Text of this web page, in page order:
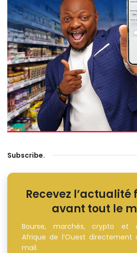
Subscribe.
Recevez
avant tout le
Bourse, marchés, crypto et
Afrique de l’Ouest
mail.